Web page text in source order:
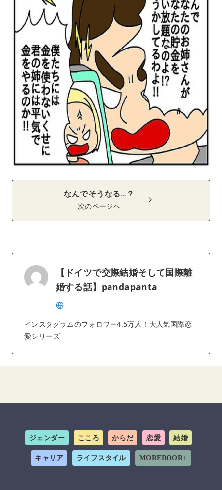
なんでそうなる…？
次のページへ
【ドイツで交際結婚そして国際離
婚する話】pandapanta
インスタグラムのフォロワー4.5万人！大人気国際恋
愛シリーズ
ジェンダー こころ からだ 恋愛 結婚
キャリア ライフスタイル MOREDOOR+